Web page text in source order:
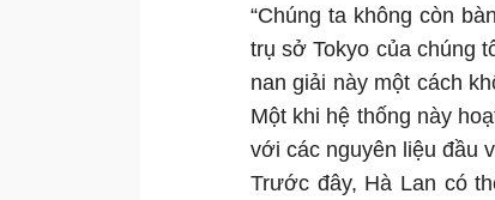
“Chúng ta không còn
trụ sở Tokyo của chúng
nan giải này một cách
Một khi hệ thống này
với các nguyên liệu đầu
Trước đây, Hà Lan có